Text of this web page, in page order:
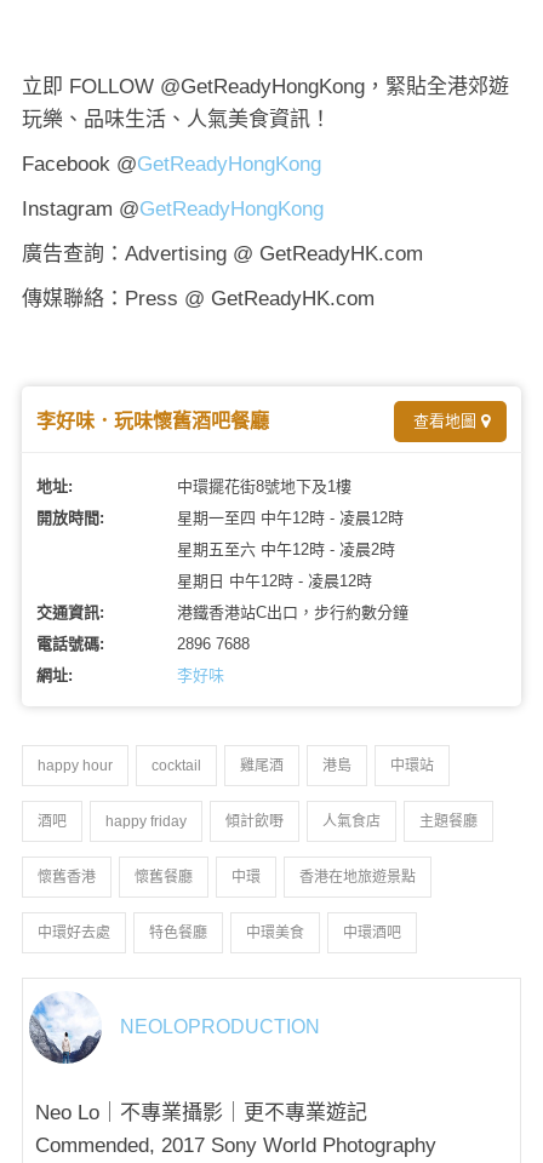
立即 FOLLOW @GetReadyHongKong，緊貼全港郊遊
玩樂、品味生活、人氣美食資訊！
Facebook @GetReadyHongKong
Instagram @GetReadyHongKong
廣告查詢：Advertising @ GetReadyHK.com
傳媒聯絡：Press @ GetReadyHK.com
李好味．玩味懷舊酒吧餐廳 查看地圖
地址:
中環擺花街8號地下及1樓
開放時間:
星期一至四 中午12時 - 凌晨12時
星期五至六 中午12時 - 凌晨2時
星期日 中午12時 - 凌晨12時
交通資訊:
港鐵香港站C出口，步行約數分鐘
電話號碼:
2896 7688
網址:
李好味
happy hour cocktail 雞尾酒 港島 中環站
酒吧 happy friday 傾計飲嘢 人氣食店 主題餐廳
懷舊香港 懷舊餐廳 中環 香港在地旅遊景點
中環好去處 特色餐廳 中環美食 中環酒吧
NEOLOPRODUCTION
Neo Lo｜不專業攝影｜更不專業遊記
Commended, 2017 Sony World Photography